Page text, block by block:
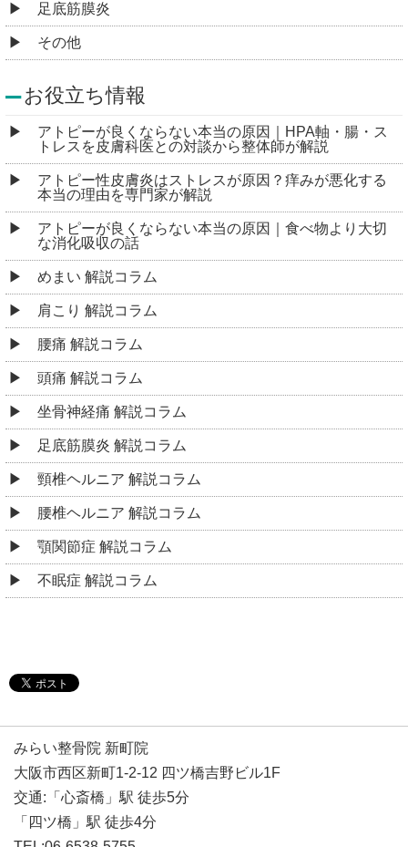
足底筋膜炎
その他
お役立ち情報
アトピーが良くならない本当の原因｜HPA軸・腸・ス
トレスを皮膚科医との対談から整体師が解説
アトピー性皮膚炎はストレスが原因？痒みが悪化する
本当の理由を専門家が解説
アトピーが良くならない本当の原因｜食べ物より大切
な消化吸収の話
めまい 解説コラム
肩こり 解説コラム
腰痛 解説コラム
頭痛 解説コラム
坐骨神経痛 解説コラム
足底筋膜炎 解説コラム
頸椎ヘルニア 解説コラム
腰椎ヘルニア 解説コラム
顎関節症 解説コラム
不眠症 解説コラム
みらい整骨院 新町院
大阪市西区新町1-2-12 四ツ橋吉野ビル1F
交通:「心斎橋」駅 徒歩5分
「四ツ橋」駅 徒歩4分